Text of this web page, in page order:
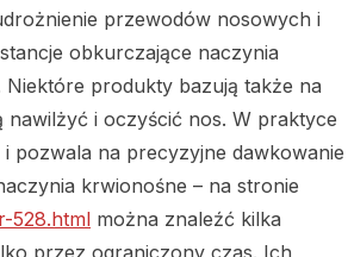
przewodów nosowych i
obkurczające naczynia
produkty bazują także na
i oczyścić nos. W praktyce
pozwala na precyzyjne dawkowanie
krwionośne – na stronie
528.html można znaleźć kilka